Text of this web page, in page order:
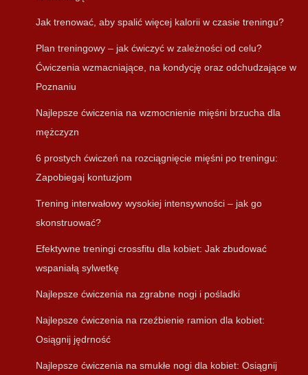
Jak trenować, aby spalić więcej kalorii w czasie treningu?
Plan treningowy – jak ćwiczyć w zależności od celu?
Ćwiczenia wzmacniające, na kondycję oraz odchudzające w
Poznaniu
Najlepsze ćwiczenia na wzmocnienie mięśni brzucha dla
mężczyzn
6 prostych ćwiczeń na rozciągnięcie mięśni po treningu:
Zapobiegaj kontuzjom
Trening interwałowy wysokiej intensywności – jak go
skonstruować?
Efektywne treningi crossfitu dla kobiet: Jak zbudować
wspaniałą sylwetkę
Najlepsze ćwiczenia na zgrabne nogi i pośladki
Najlepsze ćwiczenia na rzeźbienie ramion dla kobiet:
Osiągnij jędrność
Najlepsze ćwiczenia na smukłe nogi dla kobiet: Osiągnij